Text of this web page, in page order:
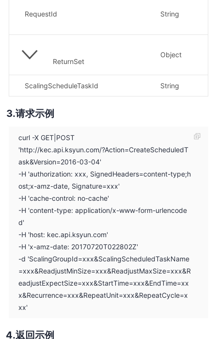
RequestId String
ReturnSet
Object
ScalingScheduleTaskId String
请求示例
curl -X GET|POST
'http://kec.api.ksyun.com/?Action=CreateScheduledT
ask&Version=2016-03-04'
-H 'authorization: xxx, SignedHeaders=content-type;h
ost;x-amz-date, Signature=xxx'
-H 'cache-control: no-cache'
-H 'content-type: application/x-www-form-urlencode
d'
-H 'host: kec.api.ksyun.com'
-H 'x-amz-date: 20170720T022802Z'
-d 'ScalingGroupId=xxx&ScalingScheduledTaskName
=xxx&ReadjustMinSize=xxx&ReadjustMaxSize=xxx&R
eadjustExpectSize=xxx&StartTime=xxx&EndTime=xx
x&Recurrence=xxx&RepeatUnit=xxx&RepeatCycle=x
xx'
返回示例